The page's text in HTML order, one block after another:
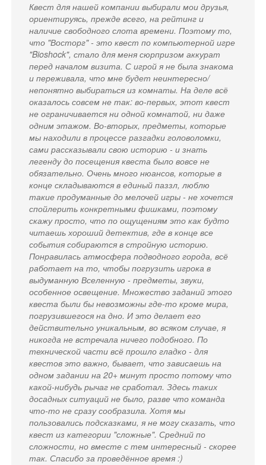
Квест для нашей компании выбирали мои друзья,
ориентируясь, прежде всего, на рейтинг и
наличие свободного слота времени. Поэтому то,
что "Восторг" - это квест по компьютерной игре
"Bioshock", стало для меня сюрпризом аккурат
перед началом визита. С игрой я не была знакома
и переживала, что мне будет неинтересно/
непонятно выбираться из комнаты. На деле всё
оказалось совсем не так: во-первых, этот квест
не ограничивается ни одной комнатой, ни даже
одним этажом. Во-вторых, предметы, которые
мы находили в процессе разгадки головоломки,
сами рассказывали свою историю - и знать
легенду до посещения квеста было вовсе не
обязательно. Очень много нюансов, которые в
конце складываются в единый паззл, люблю
такие продуманные до мелочей игры - не хочется
спойлерить конкретными фишками, поэтому
скажу просто, что по ощущениям это как будто
читаешь хороший детектив, где в конце все
события собираются в стройную историю.
Понравилась атмосфера подводного города, всё
работает на то, чтобы погрузить игрока в
выдуманную Вселенную - предметы, звуки,
особенное освещение. Множество заданий этого
квеста были бы невозможны где-то кроме мира,
погрузившегося на дно. И это делает его
действительно уникальным, во всяком случае, я
никогда не встречала ничего подобного. По
технической части всё прошло гладко - для
квестов это важно, бывает, что зависаешь на
одном задании на 20+ минут просто потому что
какой-нибудь рычаг не сработал. Здесь таких
досадных ситуаций не было, разве что команда
что-то не сразу сообразила. Хотя мы
пользовались подсказками, я не могу сказать, что
квест из категории "сложные". Средний по
сложности, но вместе с тем интересный - скорее
так. Спасибо за проведённое время :)